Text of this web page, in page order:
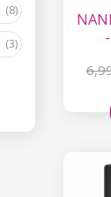
(8)
(3)